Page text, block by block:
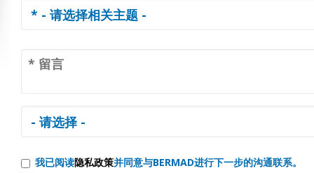
我已阅读隐私政策并同意与BERMAD进行下一步的沟通联系。